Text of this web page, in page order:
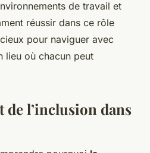
de travail et
réussir dans ce rôle
pour naviguer avec
lieu où chacun peut
de l’inclusion dans